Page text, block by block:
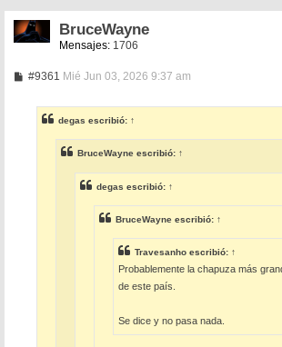
BruceWayne
Mensajes: 1706
#9361 M
a
j
e
Mié Jun 03, 2026 9:37 am
degas escribió: ↑
BruceWayne escribió: ↑
degas escribió: ↑
BruceWayne escribió: ↑
Travesanho escribió: ↑
Probablemente la chapuza más
de este país.
Se dice y no pasa nada.